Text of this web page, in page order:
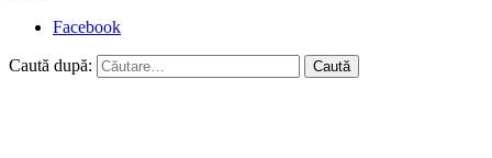
Facebook
Caută după: